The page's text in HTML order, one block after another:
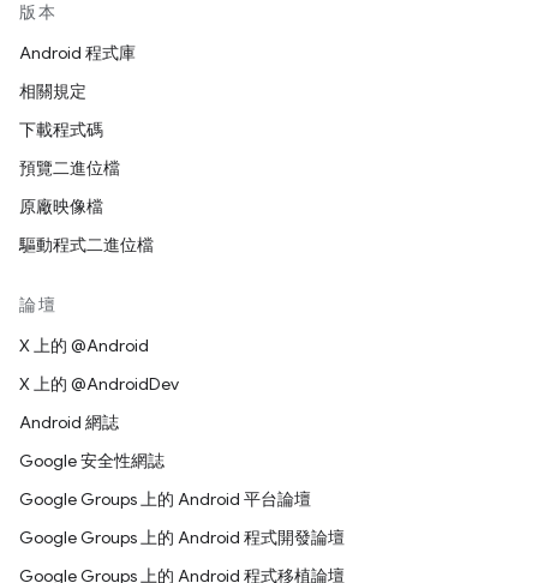
版本
Android 程式庫
相關規定
下載程式碼
預覽二進位檔
原廠映像檔
驅動程式二進位檔
論壇
X 上的 @Android
X 上的 @AndroidDev
Android 網誌
Google 安全性網誌
Google Groups 上的 Android 平台論壇
Google Groups 上的 Android 程式開發論壇
Google Groups 上的 Android 程式移植論壇